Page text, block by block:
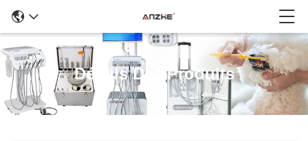
Détails Des Produits